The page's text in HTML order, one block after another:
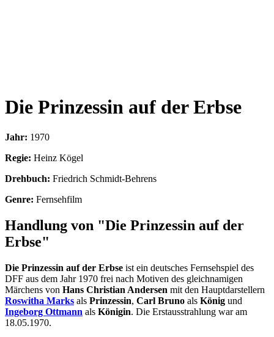
Die Prinzessin auf der Erbse
Jahr: 1970
Regie: Heinz Kögel
Drehbuch: Friedrich Schmidt-Behrens
Genre: Fernsehfilm
Handlung von "Die Prinzessin auf der
Erbse"
Die Prinzessin auf der Erbse ist ein deutsches Fernsehspiel des
DFF aus dem Jahr 1970 frei nach Motiven des gleichnamigen
Märchens von Hans Christian Andersen mit den Hauptdarstellern
Roswitha Marks als Prinzessin, Carl Bruno als König und
Ingeborg Ottmann als Königin. Die Erstausstrahlung war am
18.05.1970.